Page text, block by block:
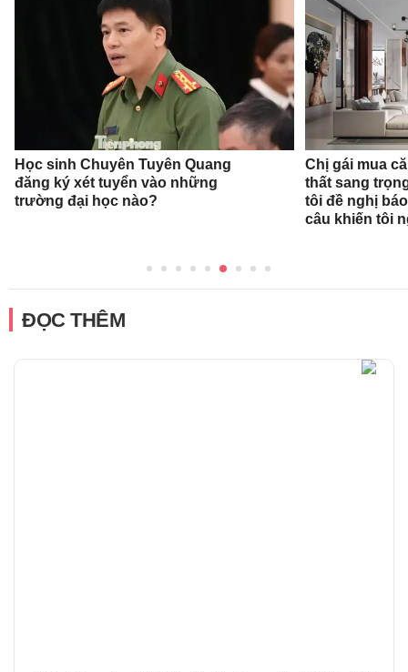
Học sinh Chuyên Tuyên Quang
đăng ký xét tuyển vào những
trường đại học nào?
Chị gái mua
thất sang
tôi đề nghị
câu khiến tôi
ĐỌC THÊM